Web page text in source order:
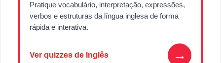
Pratique vocabulário, interpretação, expressões,
verbos e estruturas da língua inglesa de forma
rápida e interativa.
Ver quizzes de Inglês →